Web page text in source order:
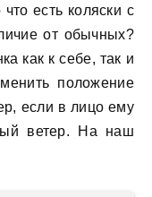
есть коляски с
от обычных?
как к себе, так и
положение
если в лицо ему
ветер. На наш